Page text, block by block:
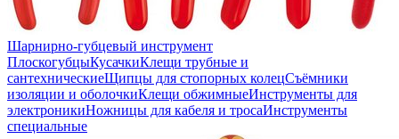
Шарнирно-губцевый инструмент
ПлоскогубцыКусачкиКлещи трубные и
сантехническиеЩипцы для стопорных колецСъёмники
изоляции и оболочкиКлещи обжимныеИнструменты для
электроникиНожницы для кабеля и тросаИнструменты
специальные